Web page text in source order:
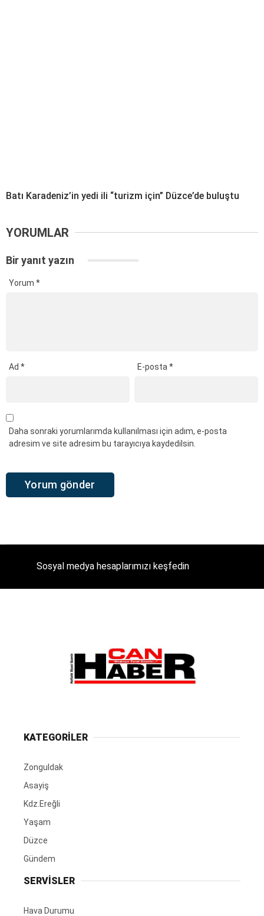
Batı Karadeniz’in yedi ili “turizm için” Düzce’de buluştu
YORUMLAR
Bir yanıt yazın
Yorum *
Ad * E-posta*
Daha sonraki yorumlarımda kullanılması için adım, e-posta
adresim ve site adresim bu tarayıcıya kaydedilsin.
Sosyal medya hesaplarımızı keşfedin
KATEGORİLER
Zonguldak
Asayiş
Kdz.Ereğli
Yaşam
Düzce
Gündem
SERVİSLER
Hava Durumu